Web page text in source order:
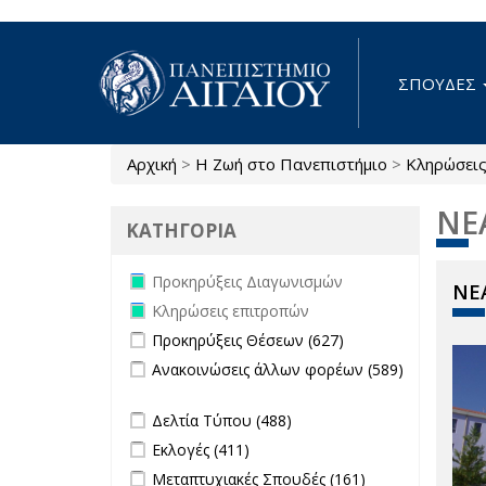
ΣΠΟΥΔΕΣ
Είστε εδώ
Αρχική > Η Ζωή στο Πανεπιστήμιο >
ΚΑΤΗΓΟΡΙΑ
Remove Προκηρύξεις Διαγωνισμών
filter
Προκηρύξεις Διαγωνισμών
Remove Κληρώσεις επιτροπών filter
Κληρώσεις επιτροπών
Apply Προκηρύξεις Θέσεων filter
Προκηρύξεις Θέσεων (627)
Θέσεων
Apply Ανακοινώσεις άλλων φορέων
Ανακοινώσεις άλλων φορέων (589)
Apply Δελτία Τύπου filter
Δελτία Τύπου (488)
Apply Εκλογές filter
Εκλογές (411)
Apply Μεταπτυχιακές Σπουδές filter
Μεταπτυχιακές Σπουδές (161)